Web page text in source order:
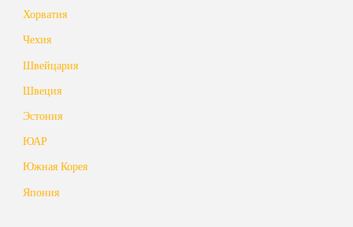
Хорватия
Чехия
Швейцария
Швеция
Эстония
ЮАР
Южная Корея
Япония